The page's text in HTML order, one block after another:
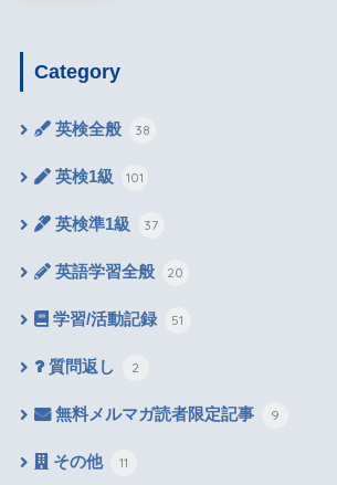
Category
英検全般 38
英検1級 101
英検準1級 37
英語学習全般 20
学習/活動記録 51
質問返し 2
無料メルマガ読者限定記事 9
その他 11